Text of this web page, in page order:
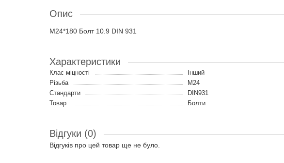
Опис
M24*180 Болт 10.9 DIN 931
Характеристики
Клас міцності
Інший
Різьба
M24
Стандарти
DIN931
Товар
Болти
Відгуки (0)
Відгуків про цей товар ще не було.